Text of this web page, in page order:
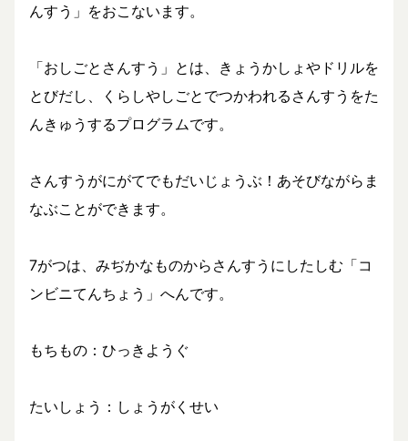
んすう」をおこないます。
「おしごとさんすう」とは、きょうかしょやドリルを
とびだし、くらしやしごとでつかわれるさんすうをた
んきゅうするプログラムです。
さんすうがにがてでもだいじょうぶ！あそびながらま
なぶことができます。
7がつは、みぢかなものからさんすうにしたしむ「コ
ンビニてんちょう」へんです。
もちもの：ひっきようぐ
たいしょう：しょうがくせい